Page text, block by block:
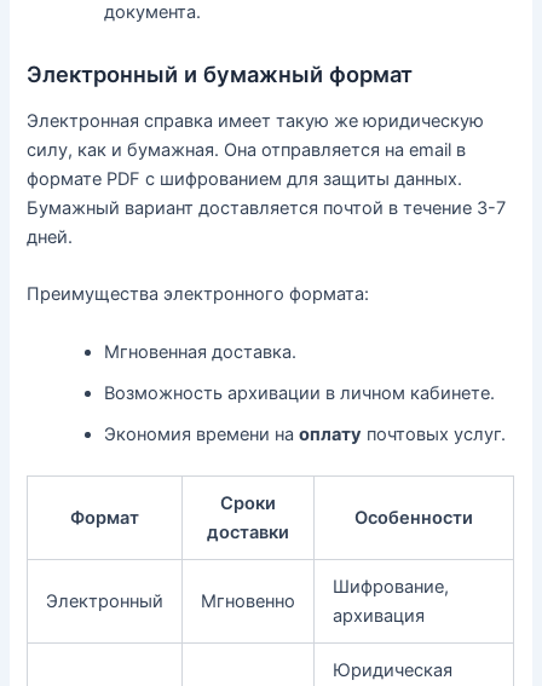
документа.
Электронный и бумажный формат
Электронная справка имеет такую же юридическую
силу, как и бумажная. Она отправляется на email в
формате PDF с шифрованием для защиты данных.
Бумажный вариант доставляется почтой в течение 3-7
дней.
Преимущества электронного формата:
Мгновенная доставка.
Возможность архивации в личном кабинете.
Экономия времени наоплату почтовых услуг.
Формат
Сроки
доставки
Особенности
Электронный Мгновенно
Шифрование,
архивация
Юридическая